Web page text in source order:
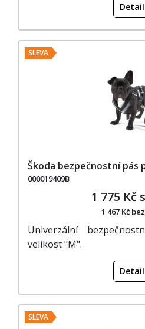
Detail
SLEVA
Škoda bezpečnostní pás
000019409B
1 775 Kč
1 467 Kč
Univerzální
velikost "M".
Detail
SLEVA